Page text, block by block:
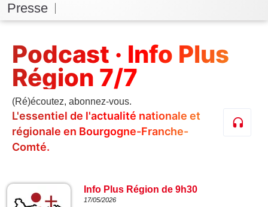
Presse
Podcast · Info Plus
Région 7/7
(Ré)écoutez, abonnez-vous.
L'essentiel de l'actualité nationale et
régionale en Bourgogne-Franche-
Comté.
Info Plus Région de 9h30
17/05/2026